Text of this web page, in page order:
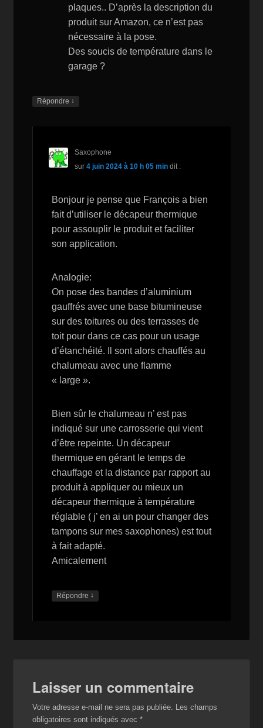
plaques.. D’après la description du
produit sur Amazon, ce n’est pas
nécessaire à la pose.
Des soucis de température dans le
garage ?
Répondre ↓
Saxophone
sur 4 juin 2024 à 10 h 05 min dit :
Bonjour je pense que François a bien
fait d’utiliser le décapeur thermique
pour assouplir le produit et faciliter
son application.
Analogie:
On pose des bandes d’aluminium
gauffrés avec une base bitumineuse
sur des toitures ou des terrasses de
toit pour dans ce cas pour un usage
d’étanchéité. Il sont alors chauffés au
chalumeau avec une flamme
« large ».
Bien sûr le chalumeau n’ est pas
indiqué sur une carrosserie qui vient
d’être repeinte. Un décapeur
thermique en gérant le temps de
chauffage et la distance par rapport au
produit à appliquer ou mieux un
décapeur thermique à température
réglable ( j’ en ai un pour changer des
tampons sur mes saxophones) est tout
à fait adapté.
Amicalement
Répondre ↓
Laisser un commentaire
Votre adresse e-mail ne sera pas publiée. Les champs
obligatoires sont indiqués avec*